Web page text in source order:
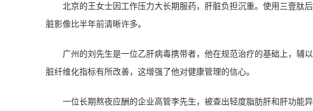
北京的王女士因工作压力大长期服药，肝脏负担沉重。使用三壹肽
脏影像比半年前清晰许多。
广州的刘先生是一位乙肝病毒携带者，他在规范治疗的基础上，辅
脏纤维化指标有所改善，这增强了他对健康管理的信心。
一位长期熬夜应酬的企业高管李先生，被查出轻度脂肪肝和肝功能